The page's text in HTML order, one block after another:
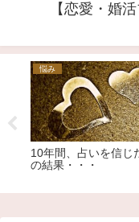
【恋愛・婚
婚活パーティー
個室タイプの婚活
ーでの実体験！